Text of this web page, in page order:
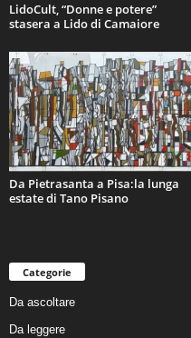
LidoCult, “Donne e potere”
stasera a Lido di Camaiore
Da Pietrasanta a Pisa:la lunga
estate di Tano Pisano
Categorie
Da ascoltare
Da leggere